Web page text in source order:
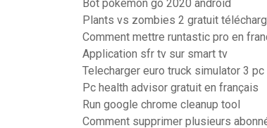
Bot pokemon go 2020 android
Plants vs zombies 2 gratuit
Comment mettre runtastic pro en
Application sfr tv sur smart tv
Telecharger euro truck simulator 3
Pc health advisor gratuit en français
Run google chrome cleanup tool
Comment supprimer plusieurs